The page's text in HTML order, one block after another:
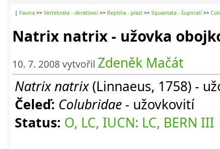
| Fauna >> Vertebrata - obratlovci >> Reptilia - plazi >> Squamata - šupinatí >>
Natrix natrix - užovka
10. 7. 2008 vytvořil Zdeněk Mačát
Natrix natrix(Linnaeus, 1758) -
Čeleď: Colubridae - užovkovití
Status: O, LC, IUCN: LC, BERN III